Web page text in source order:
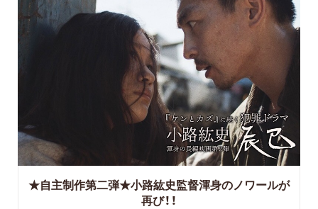
★自主制作第二弾★小路紘史監督渾身のノワールが
再び！！